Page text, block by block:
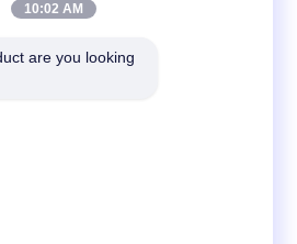
1Lb se
10:02 AM
are you looking